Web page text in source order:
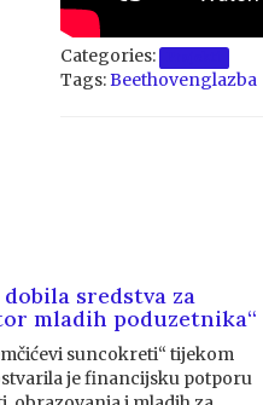
Categories:
Tags:Beethovenglazba
sredstva za
mladih poduzetnika“
suncokreti“ tijekom
je financijsku potporu